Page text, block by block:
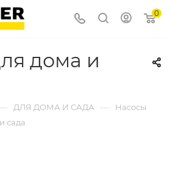
0
дома и
ДЛЯ ДОМА И САДА — Насосы
сада